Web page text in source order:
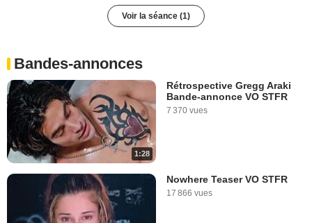
Voir la séance (1)
Bandes-annonces
1:28
Rétrospective Gregg Araki
Bande-annonce VO STFR
7 370 vues
Nowhere Teaser VO STFR
17 866 vues